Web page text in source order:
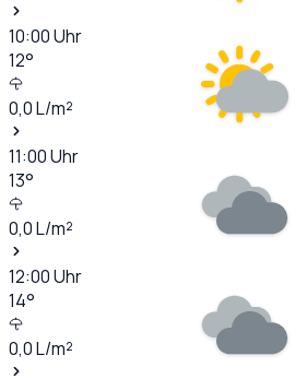
10:00Uhr
12°
0,0L/m²
11:00Uhr
13°
0,0L/m²
12:00Uhr
14°
0,0L/m²